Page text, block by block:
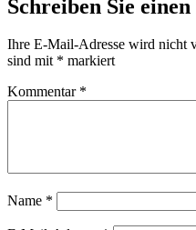
Schreiben Sie
Ihre E-Mail-Adresse wird nicht
sind mit * markiert
Kommentar *
Name *